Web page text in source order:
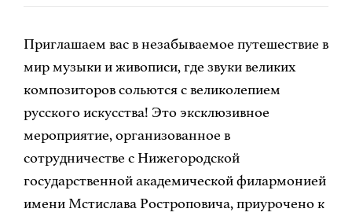
Приглашаем вас в незабываемое путешествие в
мир музыки и живописи, где звуки великих
композиторов сольются с великолепием
русского искусства! Это эксклюзивное
мероприятие, организованное в
сотрудничестве с Нижегородской
государственной академической филармонией
имени Мстислава Ростроповича, приурочено к